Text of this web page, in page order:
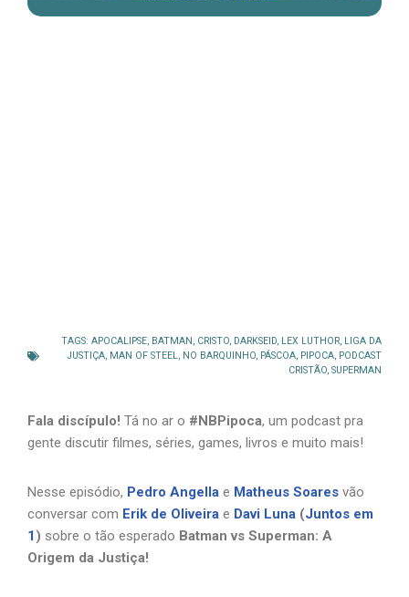
TAGS: APOCALIPSE, BATMAN, CRISTO, DARKSEID, LEX LUTHOR, LIGA DA
JUSTIÇA, MAN OF STEEL, NO BARQUINHO, PÁSCOA, PIPOCA, PODCAST
CRISTÃO, SUPERMAN
Fala discípulo! Tá no ar o #NBPipoca, um podcast pra
gente discutir filmes, séries, games, livros e muito mais!
Nesse episódio, Pedro Angella e Matheus Soares vão
conversar com Erik de Oliveira e Davi Luna (Juntos em
1 ) sobre o tão esperado Batman vs Superman: A
Origem da Justiça!